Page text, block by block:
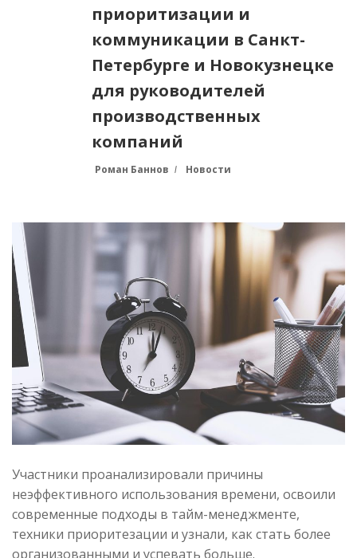
приоритизации и
коммуникации в Санкт-
Петербурге и Новокузнецке
для руководителей
производственных
компаний
Роман Баннов Новости
Участники проанализировали причины
неэффективного использования времени, освоили
современные подходы в тайм-менеджменте,
техники приоритезации и узнали, как стать более
организованными и успевать больше.